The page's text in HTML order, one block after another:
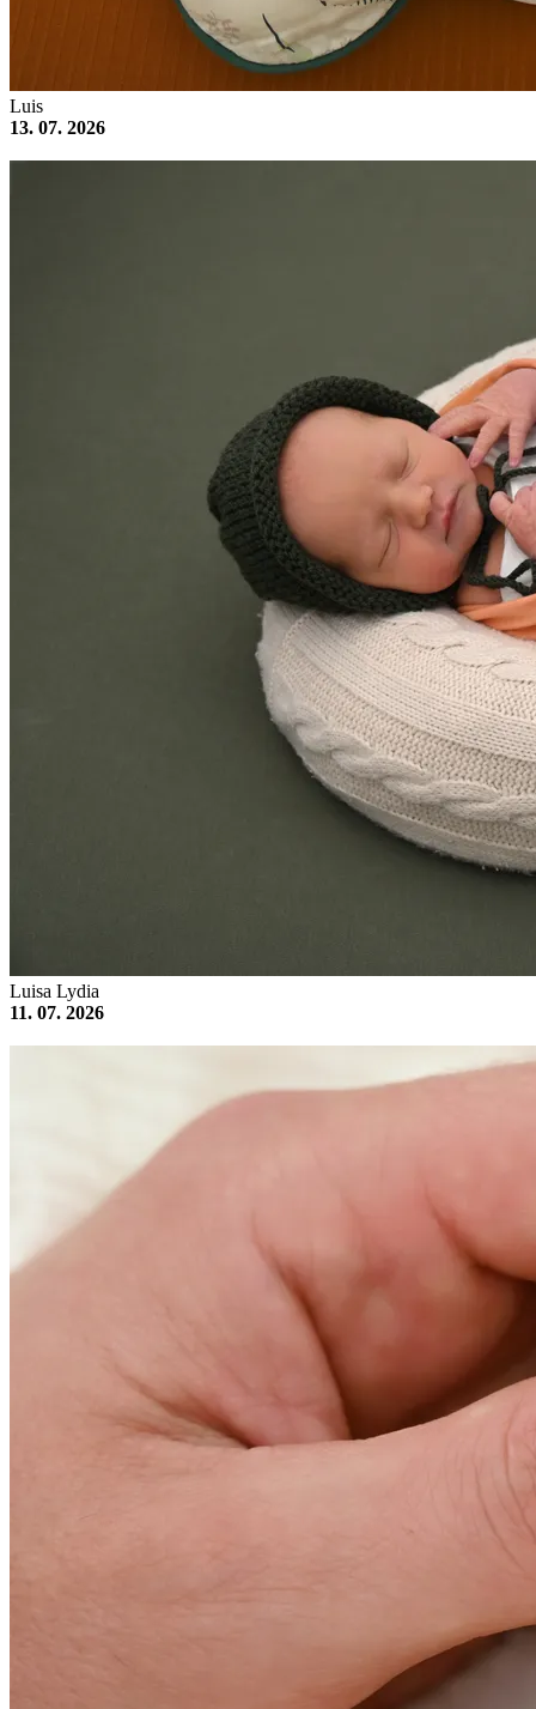
Luis
13. 07. 2026
Luisa Lydia
11. 07. 2026